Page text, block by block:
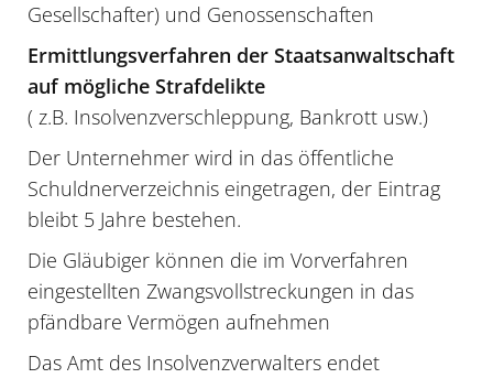
Gesellschafter) und Genossenschaften
Ermittlungsverfahren der Staatsanwaltschaft
auf mögliche Strafdelikte
( z.B. Insolvenzverschleppung, Bankrott usw.)
Der Unternehmer wird in das öffentliche
Schuldnerverzeichnis eingetragen, der Eintrag
bleibt 5 Jahre bestehen.
Die Gläubiger können die im Vorverfahren
eingestellten Zwangsvollstreckungen in das
pfändbare Vermögen aufnehmen
Das Amt des Insolvenzverwalters endet